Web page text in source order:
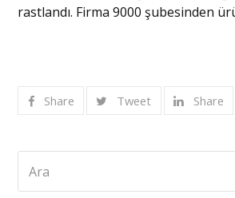
rastlandı. Firma 9000 şubesinden
Share Tweet Share